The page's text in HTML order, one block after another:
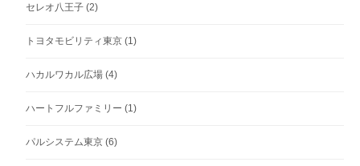
セレオ八王子 (2)
トヨタモビリティ東京 (1)
ハカルワカル広場 (4)
ハートフルファミリー (1)
パルシステム東京 (6)